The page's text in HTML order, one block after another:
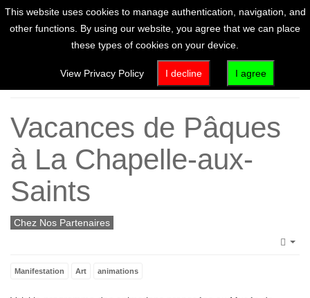
Home
Vacances de Pâques
à La Chapelle-aux-
Saints
Chez Nos Partenaires
Manifestation Art animations
This website uses cookies to manage authentication, navigation, and
other functions. By using our website, you agree that we can place
these types of cookies on your device.
View Privacy Policy I decline I agree